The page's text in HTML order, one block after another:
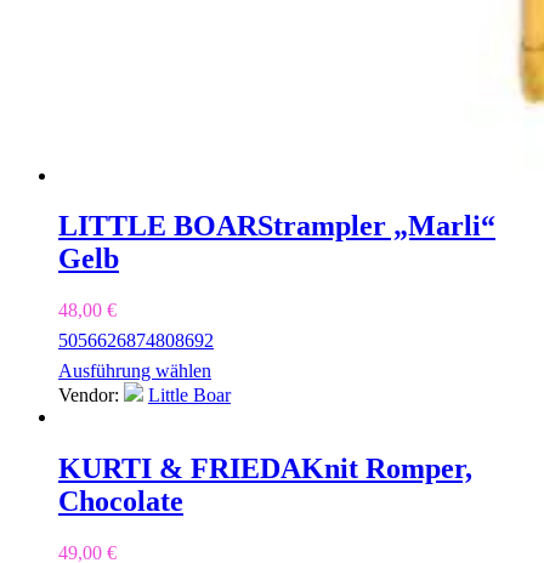
LITTLE BOARStrampler „Marli“
Gelb
48,00 €
5056626874808692
Ausführung wählen
Vendor:
Little Boar
KURTI & FRIEDAKnit Romper,
Chocolate
49,00 €